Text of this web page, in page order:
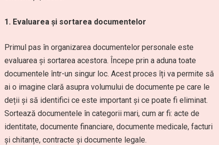
1. Evaluarea și sortarea documentelor
Primul pas în organizarea documentelor personale este
evaluarea și sortarea acestora. Începe prin a aduna toate
documentele într-un singur loc. Acest proces îți va permite să
ai o imagine clară asupra volumului de documente pe care le
deții și să identifici ce este important și ce poate fi eliminat.
Sortează documentele în categorii mari, cum ar fi: acte de
identitate, documente financiare, documente medicale, facturi
și chitanțe, contracte și documente legale.